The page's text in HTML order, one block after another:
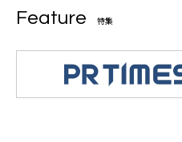
Feature 特集